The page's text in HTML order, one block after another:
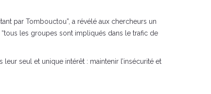
par Tombouctou”, a révélé aux chercheurs un
les groupes sont impliqués dans le trafic de
seul et unique intérêt : maintenir l’insécurité et